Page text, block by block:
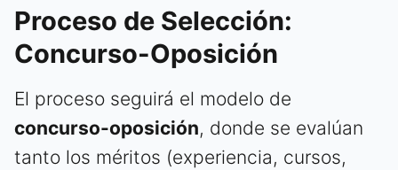
Proceso de Selección:
Concurso-Oposición
El proceso seguirá el modelo de
concurso-oposición, donde se evalúan
tanto los méritos (experiencia, cursos,